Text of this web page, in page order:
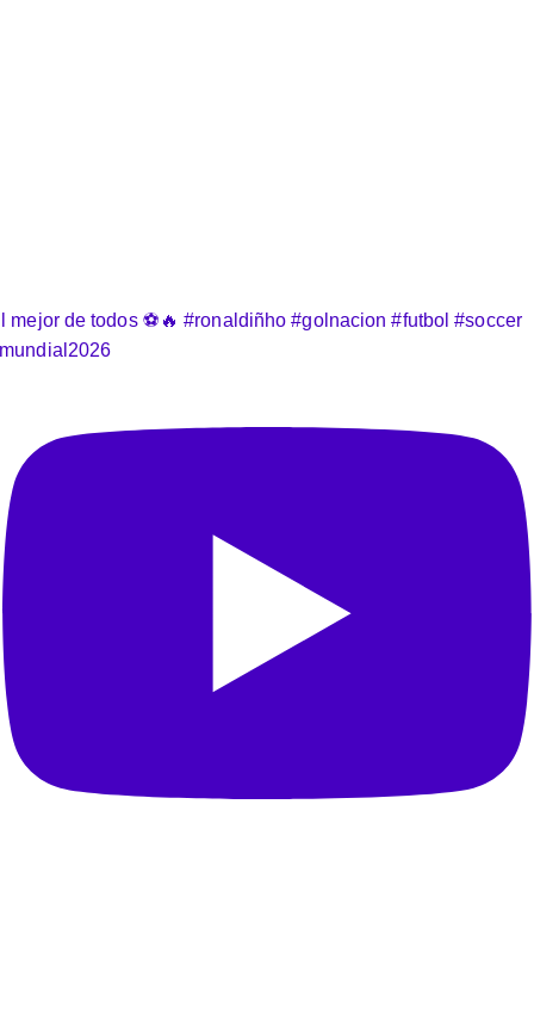
mejor de todos ⚽️🔥 #ronaldiñho #golnacion #futbol #soccer